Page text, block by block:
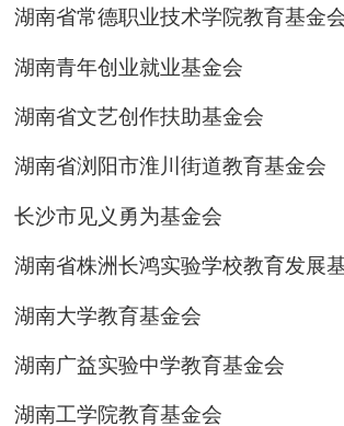
湖南省常德职业技术学院教育基金
湖南青年创业就业基金会
湖南省文艺创作扶助基金会
湖南省浏阳市淮川街道教育基金会
长沙市见义勇为基金会
湖南省株洲长鸿实验学校教育发展
湖南大学教育基金会
湖南广益实验中学教育基金会
湖南工学院教育基金会